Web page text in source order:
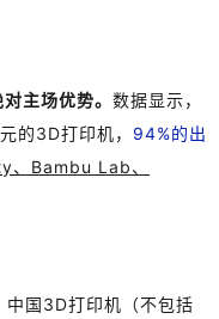
主场优势。 数据显示，
的3D打印机， 94%的出
、Bambu Lab、
国3D打印机（不包括